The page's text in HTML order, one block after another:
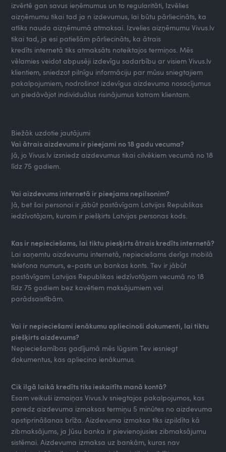
izvērtē gan savus ieņēmumus un to regularitāti, Izvēlies
aizņēmumu tikai tad ja n izdevumus, lai būtu pārliecināts, ka
atliks nauda aizņēmumā atmaksai. Izvelies aizņēmumu Vivus.lv
tikai tad, ja esi patiešām pārliecināts, ka ātrais
kredīts internetā tiks atmaksāts noteiktajos termiņos. Mēs
vēlamies veidot abpusēji izdevīgu sadarbību ar visiem Vivus.lv
klientiem, sniedzot pilnīgu informāciju par mūsu sniegtajiem
pakalpojumiem, nodrošinot izdevīgus aizdevuma nosacījumus
un piedāvājot individuālus risinājumus katram klientam.
Biežāk uzdotie jautājumi
Vai ātrais aizdevums ir pieejami no 18 gadu vecuma?
Jā, jo Vivus.lv izsniedz aizdevumus tikai cilvēkiem vecumā no 18
līdz 75 gadiem.
Vai aizdevums internetā ir pieejams nepilsonim?
Jā, bet šai personai ir jābūt pastāvīgam Latvijas Republikas
iedzīvotājam, kuram ir piešķirts Latvijas personas kods.
Kas ir nepieciešams, lai tiktu piesķirts ātrais kredīts internetā?
Lai saņemtu aizdevumu internetā, nepieciešams derīgs mobilā
telefona numurs, e-pasts un bankas konts. Tev ir jābūt
pastāvīgam Latvijas Republikas iedzīvotājam vecumā no 18
līdz 75 gadiem bez kavētiem maksājumiem vai
parādsaistībām.
Vai ir nepieciešami ienākumu apliecinoši dokumenti, lai tiktu
piešķirts aizdevums?
Nepieciešamības gadījumā mēs lūgsim Tev iesniegt
dokumentus, kas apliecina ienākumus.
Cik ilgā laikā kredīts tiks ieskaitīts manā kontā?
Esam veikuši izmaiņas Vivus.lv sniegtajos pakalpojumos, kas
paredz aizdevuma izmaksas termiņu 5 minūtes no aizdevuma
apstiprināšanas brīža. Aizdevuma izmaksa tiks izpildīta kā
zibmaksājums, ja Jūsu banka ir pievienojusies zibmaksājumu
sistēmai. Aizdevuma izmaksa uz bankām, kuras nav